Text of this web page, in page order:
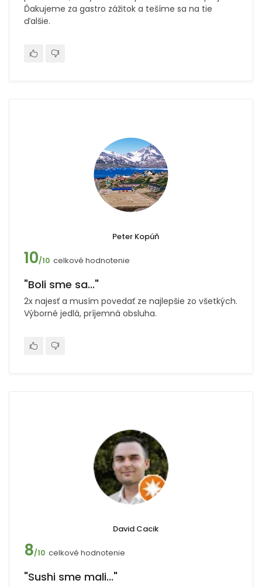
Ďakujeme za gastro zážitok a tešíme sa na tie
ďalšie.
Peter Kopúň
10/10 celkové hodnotenie
"Boli sme sa..."
2x najesť a musím povedať ze najlepšie zo všetkých.
Výborné jedlá, príjemná obsluha.
David Cacik
8/10 celkové hodnotenie
"Sushi sme mali..."